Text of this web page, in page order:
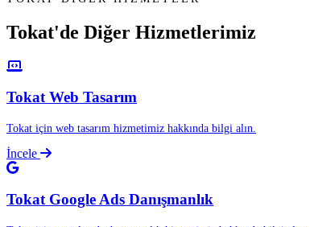
Tokat'de Diğer Hizmetlerimiz
Tokat Web Tasarım
Tokat için web tasarım hizmetimiz hakkında bilgi alın.
İncele
Tokat Google Ads Danışmanlık